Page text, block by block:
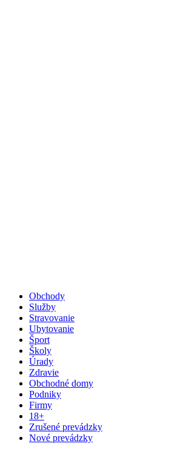
Obchody
Služby
Stravovanie
Ubytovanie
Šport
Školy
Úrady
Zdravie
Obchodné domy
Podniky
Firmy
18+
Zrušené prevádzky
Nové prevádzky